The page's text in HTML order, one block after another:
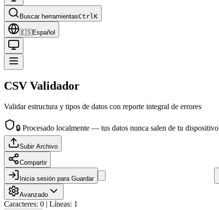
Buscar herramientasCtrlK
🇪🇸Español
CSV Validador
Validar estructura y tipos de datos con reporte integral de errores
🔒 Procesado localmente — tus datos nunca salen de tu dispositivo
Subir Archivo
Compartir
Inicia sesión para Guardar
Avanzado
Caracteres: 0 | Líneas: 1